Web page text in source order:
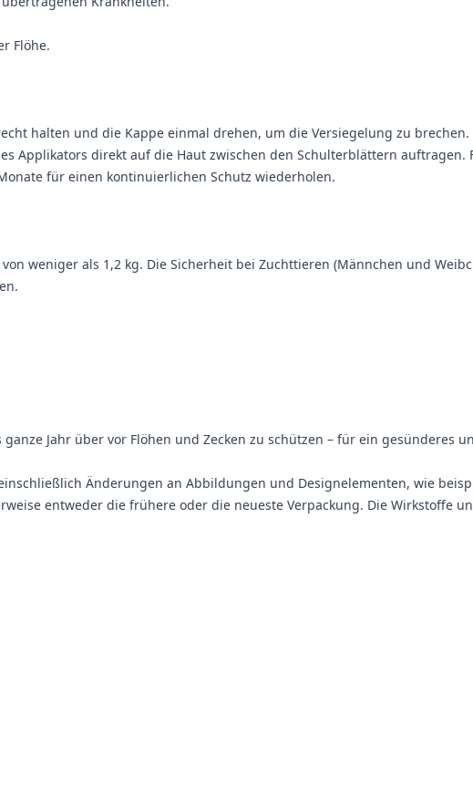
Flöhe.
halten und die Kappe einmal drehen, um die Versiegelung zu
Applikators direkt auf die Haut zwischen den Schulterblättern auftragen.
für einen kontinuierlichen Schutz wiederholen.
weniger als 1,2 kg. Die Sicherheit bei Zuchttieren (Männchen und
Jahr über vor Flöhen und Zecken zu schützen – für ein gesünderes
Änderungen an Abbildungen und Designelementen, wie
entweder die frühere oder die neueste Verpackung. Die Wirkstoffe